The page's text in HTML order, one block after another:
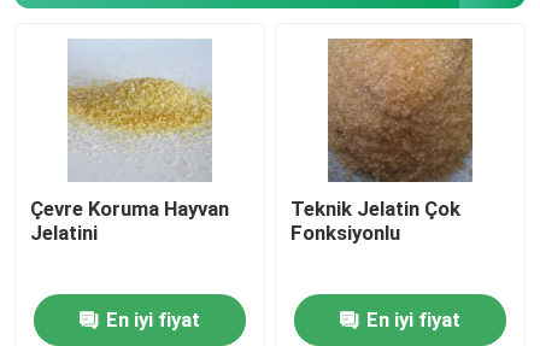
Çevre Koruma Hayvan
Jelatini
En iyi fiyat
Teknik Jelatin Çok
Fonksiyonlu
En iyi fiyat